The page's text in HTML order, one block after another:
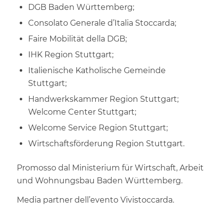
DGB Baden Württemberg;
Consolato Generale d’Italia Stoccarda;
Faire Mobilität della DGB;
IHK Region Stuttgart;
Italienische Katholische Gemeinde
Stuttgart;
Handwerkskammer Region Stuttgart;
Welcome Center Stuttgart;
Welcome Service Region Stuttgart;
Wirtschaftsförderung Region Stuttgart.
Promosso dal Ministerium für Wirtschaft, Arbeit
und Wohnungsbau Baden Württemberg.
Media partner dell’evento Vivistoccarda.